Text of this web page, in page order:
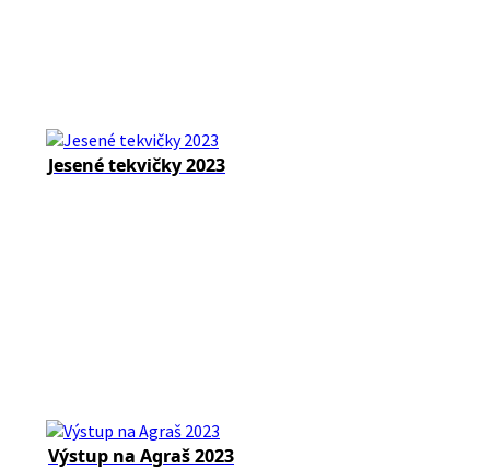
Jesené tekvičky 2023
Výstup na Agraš 2023